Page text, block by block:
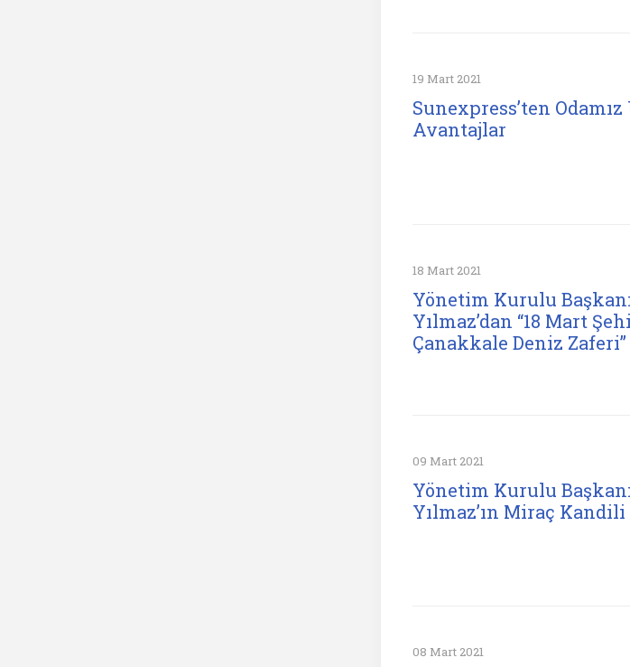
19 Mart 2021
Sunexpress’ten
Avantajlar
18 Mart 2021
Yönetim Kurulu
Yılmaz’dan “18 Mart
Çanakkale Deniz Zaferi”
09 Mart 2021
Yönetim Kurulu
Yılmaz’ın Miraç Kandili
08 Mart 2021